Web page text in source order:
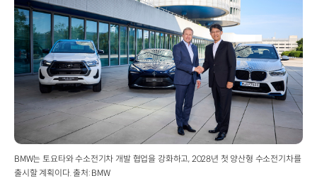
BMW는 토요타와 수소전기차 개발 협업을 강화하고, 2028년 첫 양산형 수소전기차를
출시할 계획이다. 출처: BMW